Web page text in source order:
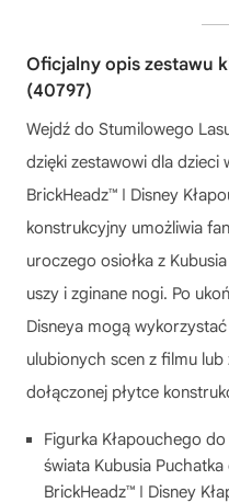
Oficjalny opis zestawu
(40797)
Wejdź do Stumilowego
dzięki zestawowi dla dzieci
BrickHeadz™ ǀ Disney
konstrukcyjny umożliwia
uroczego osiołka z
uszy i zginane nogi. Po
Disneya mogą
ulubionych scen z filmu
dołączonej płytce
Figurka Kłapouchego
świata Kubusia
BrickHeadz™ ǀ Disney